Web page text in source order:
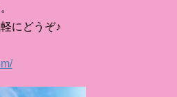
にどうぞ♪